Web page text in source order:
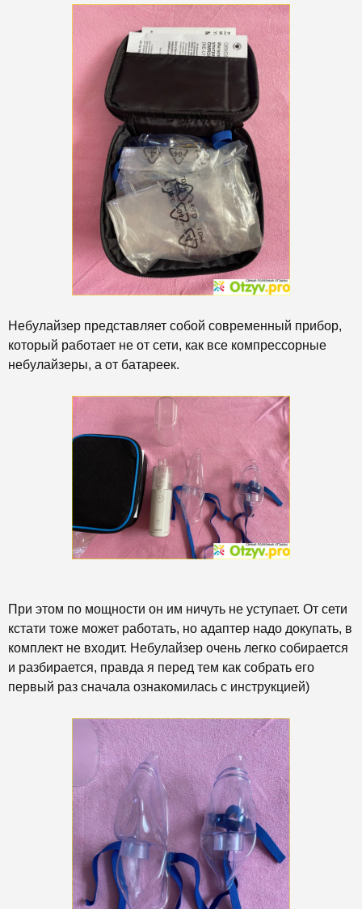
Небулайзер представляет собой современный прибор,
который работает не от сети, как все компрессорные
небулайзеры, а от батареек.
При этом по мощности он им ничуть не уступает. От сети
кстати тоже может работать, но адаптер надо докупать, в
комплект не входит. Небулайзер очень легко собирается
и разбирается, правда я перед тем как собрать его
первый раз сначала ознакомилась с инструкцией)